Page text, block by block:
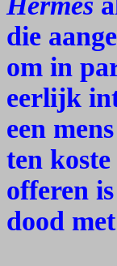
die
om in
eerlijk
een
ten
offeren
dood